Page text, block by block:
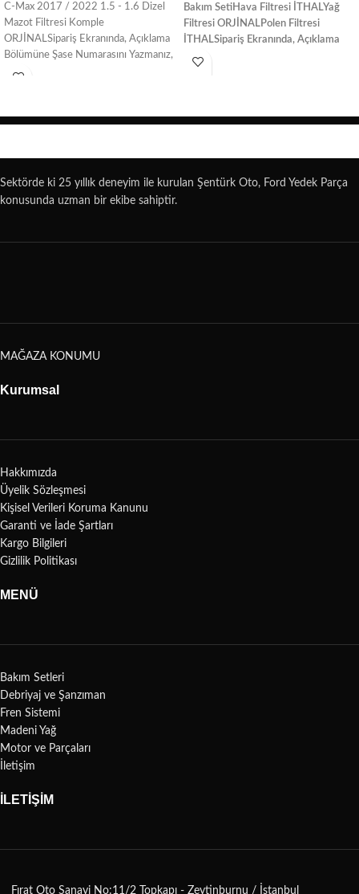
C-Max 2017 / 2022 1.5 - 1.6 Dizel
Mazot Filtresi Komple
ORJİNALSipariş Ekranında, Açıklama
Bölümüne Şase Numarasını Yazmanız,
Satın Aldığınız Parçada oluşabilecek
Bakım SetiHava Filtresi İTHALYağ
Filtresi ORJİNAL Polen Filtresi
İTHALSipariş Ekranında, Açıklama
Bölümüne Şase Numarasını
Sektörde ki 25 yıllık deneyim ile kurulan Şentürk Oto, Ford Yedek Parça
konusunda uzman bir ekibe sahiptir.
MAĞAZA KONUMU
Kurumsal
Hakkımızda
Üyelik Sözleşmesi
Kişisel Verileri Koruma Kanunu
Garanti ve İade Şartları
Kargo Bilgileri
Gizlilik Politikası
MENÜ
Bakım Setleri
Debriyaj ve Şanzıman
Fren Sistemi
Madeni Yağ
Motor ve Parçaları
İletişim
İLETİŞİM
Fırat Oto Sanayi No:11/2 Topkapı - Zeytinburnu / İstanbul